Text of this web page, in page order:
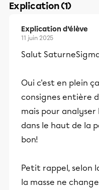
Explication (1)
Explication d’élève
11 juin 2025
Salut
Oui c'est en plein
consignes entière
mais pour analyser
dans le haut de la
bon!
Petit rappel, selon
la masse ne